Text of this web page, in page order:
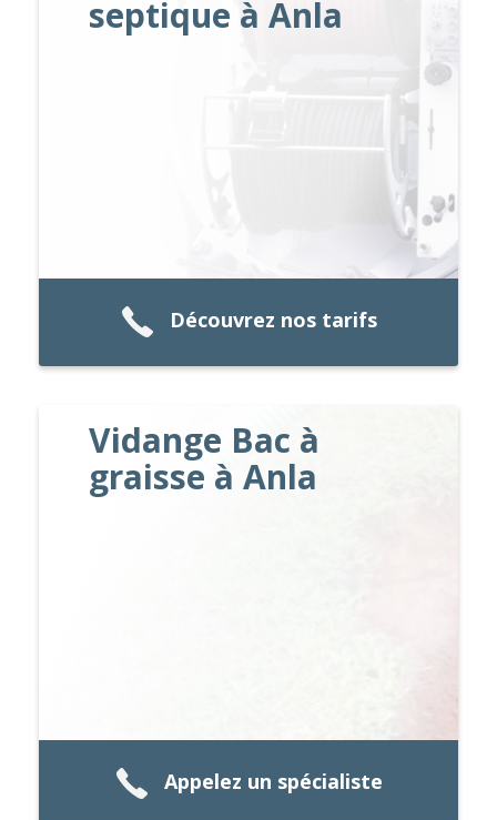
septique à Anla
Découvrez nos tarifs
Vidange Bac à
graisse à Anla
Appelez un spécialiste